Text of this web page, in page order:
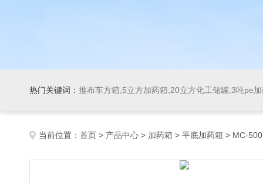
热门关键词： 推布车方箱,5立方加药箱,20立方化工储罐,3吨pe
当前位置： 首页 > 产品中心 > 加药箱 > 平底加药箱 > MC-